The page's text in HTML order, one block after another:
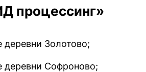
процессинг»
деревни Золотово;
деревни Софроново;